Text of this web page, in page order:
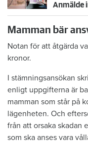
Mamman bär
Notan för att åtgärda
kronor.
I stämningsansökan
enligt uppgifterna är
mamman som står på
lägenheten. Och
från att orsaka skadan
som ska anses vara